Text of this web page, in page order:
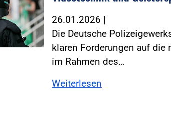
26.01.2026 |
Die Deutsche
klaren Forderungen auf die
im Rahmen des…
Weiterlesen